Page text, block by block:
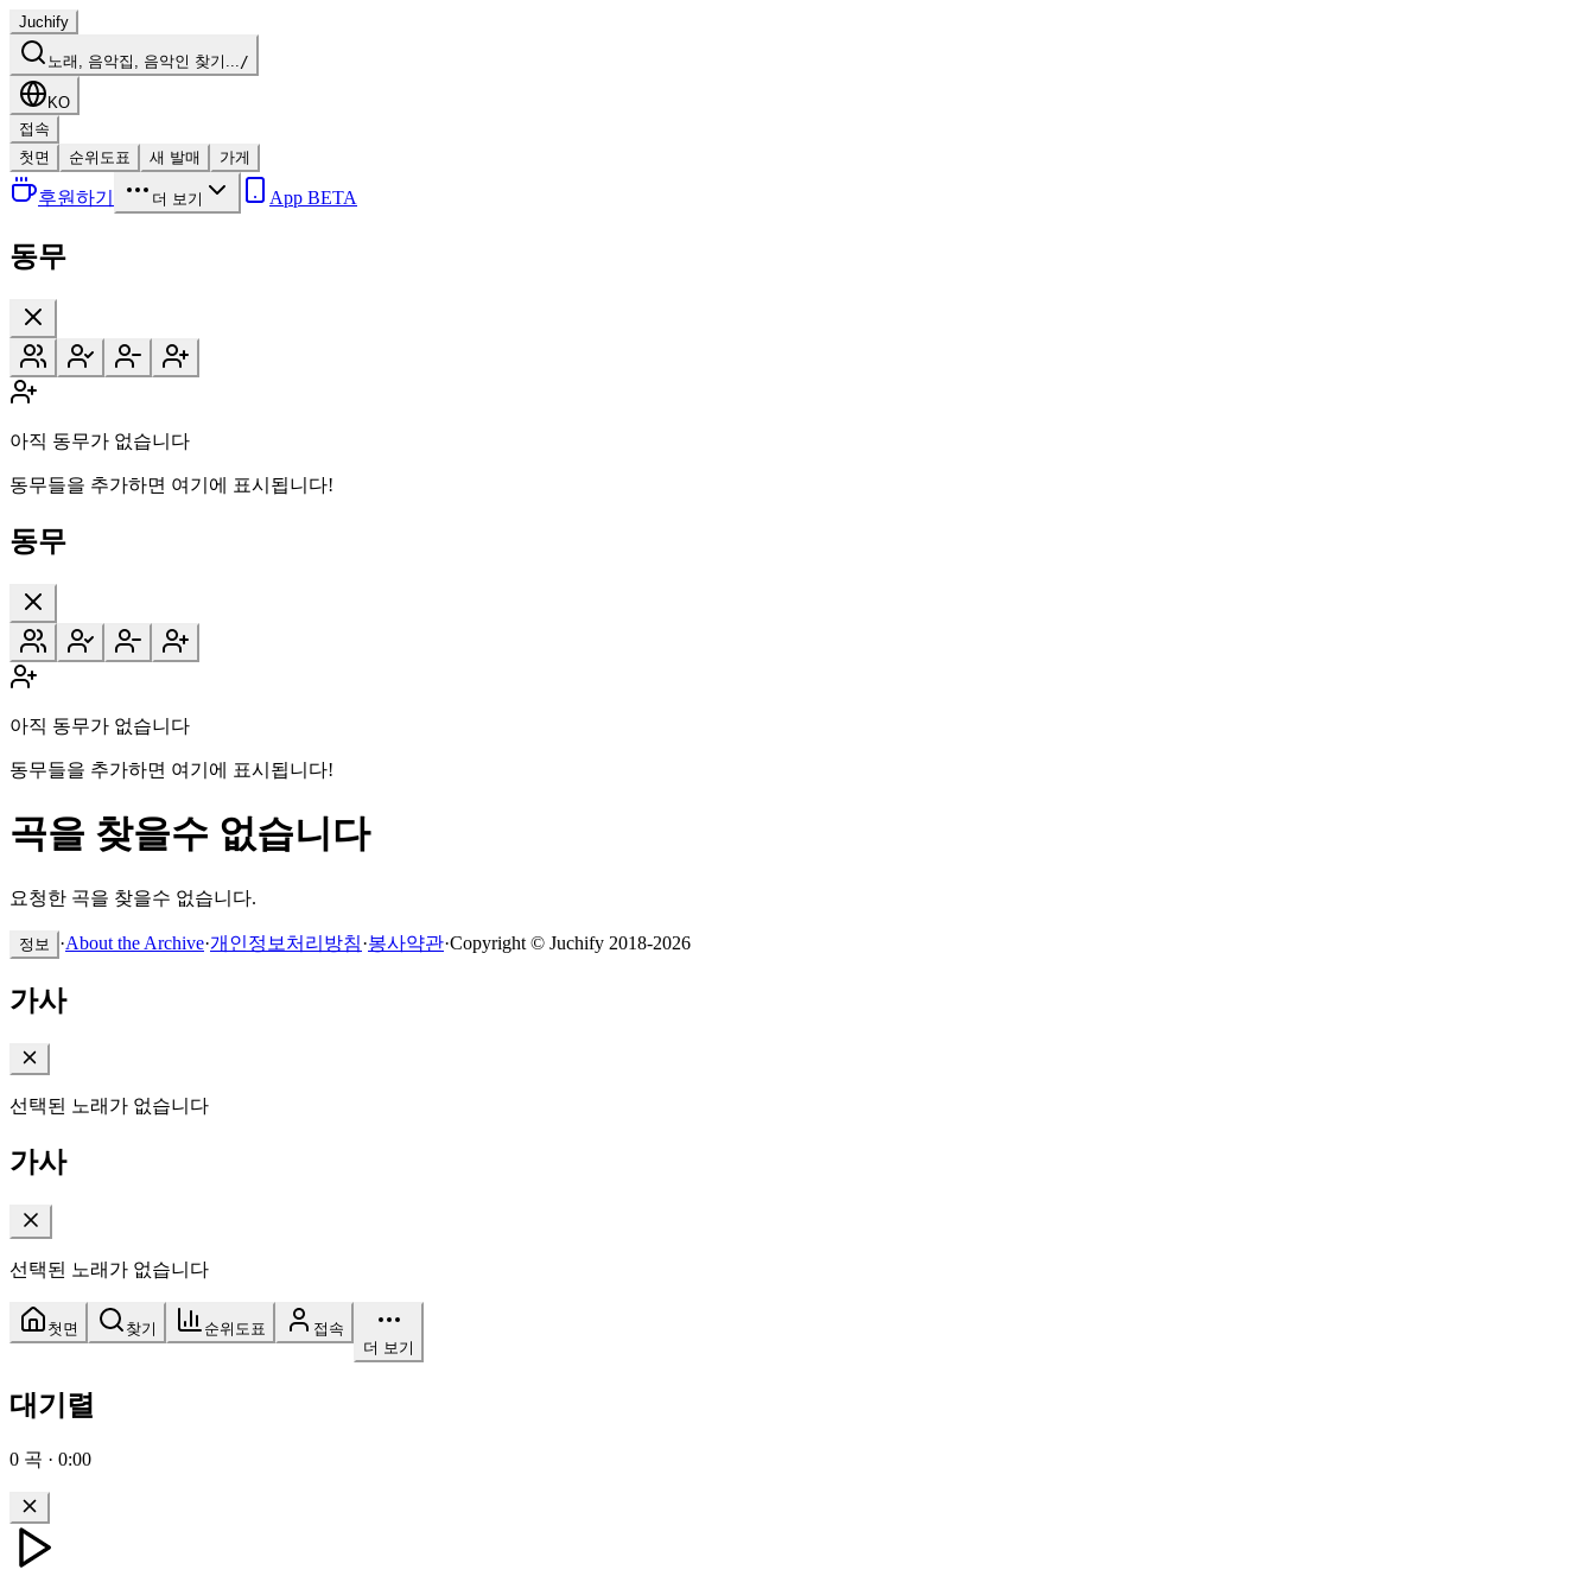
Juchify
노래, 음악집, 음악인 찾기.../
KO
접속
첫면
순위도표 새 발매 가게
후원하기 더 보기 App BETA
동무
아직 동무가 없습니다
동무들을 추가하면 여기에 표시됩니다!
동무
아직 동무가 없습니다
동무들을 추가하면 여기에 표시됩니다!
곡을 찾을수 없습니다
요청한 곡을 찾을수 없습니다.
정보 ·About the Archive·개인정보처리방침·봉사약관·Copyright © Juchify 2018-2026
가사
선택된 노래가 없습니다
가사
선택된 노래가 없습니다
첫면 찾기 순위도표
접속
더 보기
대기렬
0 곡 · 0:00